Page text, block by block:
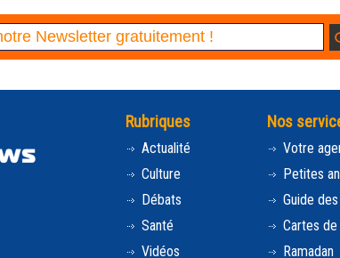
Rubriques
Actualité
Culture
Débats
Santé
Vidéos
Nos
Votre
Petites
Guide
Cartes
Ramadan